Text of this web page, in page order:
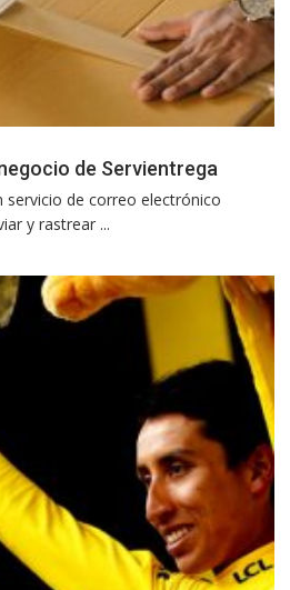
de Servientrega
servicio de correo electrónico
y rastrear ...